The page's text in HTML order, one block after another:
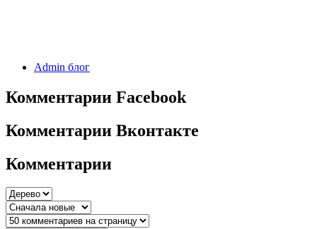
Admin блог
Комментарии Facebook
Комментарии Вконтакте
Комментарии